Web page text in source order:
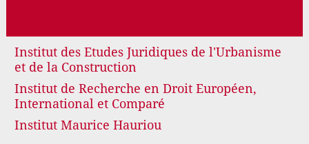
Institut des Etudes Juridiques de l'Urbanisme
et de la Construction
Institut de Recherche en Droit Européen,
International et Comparé
Institut Maurice Hauriou